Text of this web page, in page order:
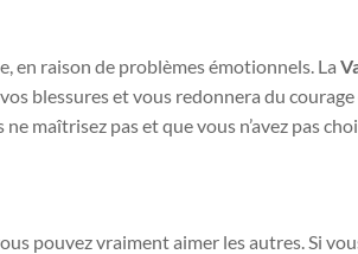
en raison de problèmes émotionnels. La
blessures et vous redonnera du courage
maîtrisez pas et que vous n’avez pas
pouvez vraiment aimer les autres. Si